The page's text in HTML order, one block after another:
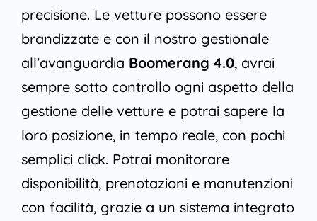
precisione. Le vetture possono essere
brandizzate e con il nostro gestionale
all’avanguardia Boomerang 4.0, avrai
sempre sotto controllo ogni aspetto della
gestione delle vetture e potrai sapere la
loro posizione, in tempo reale, con pochi
semplici click. Potrai monitorare
disponibilità, prenotazioni e manutenzioni
con facilità, grazie a un sistema integrato